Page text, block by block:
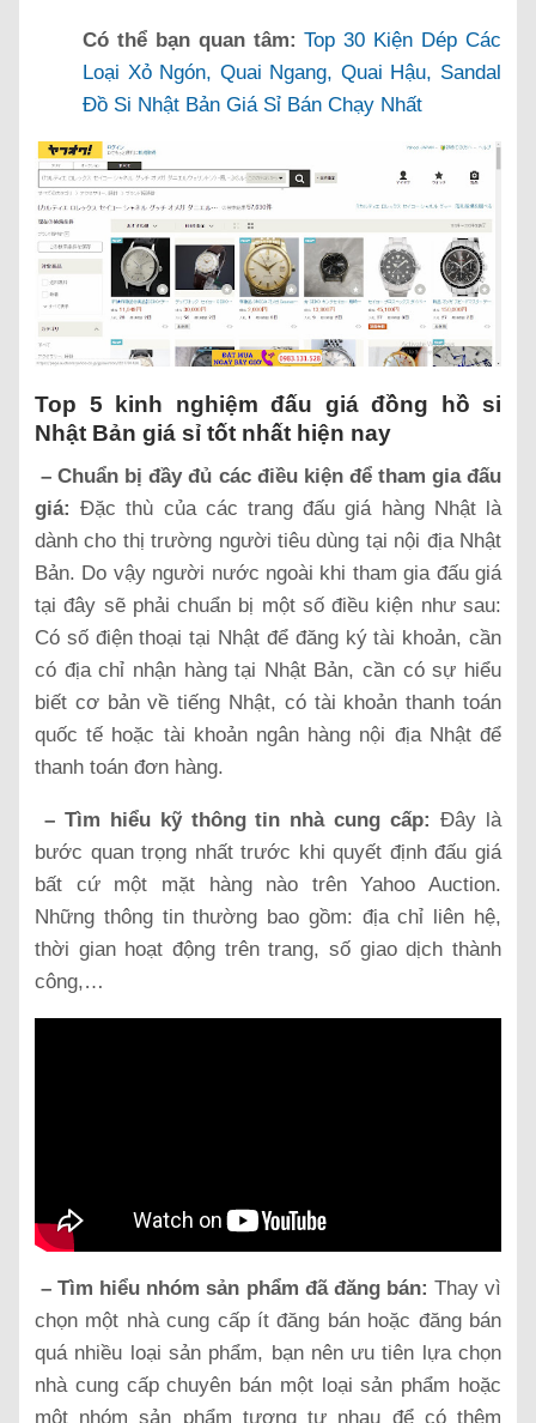
Có thể bạn quan tâm: Top 30 Kiện Dép Các
Loại Xỏ Ngón, Quai Ngang, Quai Hậu, Sandal
Đồ Si Nhật Bản Giá Sỉ Bán Chạy Nhất
Top 5 kinh nghiệm đấu giá đồng hồ si
Nhật Bản giá sỉ tốt nhất hiện nay
– Chuẩn bị đầy đủ các điều kiện để tham gia đấu
giá: Đặc thù của các trang đấu giá hàng Nhật là
dành cho thị trường người tiêu dùng tại nội địa Nhật
Bản. Do vậy người nước ngoài khi tham gia đấu giá
tại đây sẽ phải chuẩn bị một số điều kiện như sau:
Có số điện thoại tại Nhật để đăng ký tài khoản, cần
có địa chỉ nhận hàng tại Nhật Bản, cần có sự hiểu
biết cơ bản về tiếng Nhật, có tài khoản thanh toán
quốc tế hoặc tài khoản ngân hàng nội địa Nhật để
thanh toán đơn hàng.
– Tìm hiểu kỹ thông tin nhà cung cấp: Đây là
bước quan trọng nhất trước khi quyết định đấu giá
bất cứ một mặt hàng nào trên Yahoo Auction.
Những thông tin thường bao gồm: địa chỉ liên hệ,
thời gian hoạt động trên trang, số giao dịch thành
công,…
– Tìm hiểu nhóm sản phẩm đã đăng bán: Thay vì
chọn một nhà cung cấp ít đăng bán hoặc đăng bán
quá nhiều loại sản phẩm, bạn nên ưu tiên lựa chọn
nhà cung cấp chuyên bán một loại sản phẩm hoặc
một nhóm sản phẩm tương tự nhau để có thêm